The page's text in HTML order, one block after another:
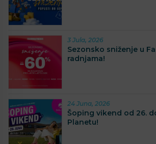
3 Jula, 2026
Sezonsko sniženje u
radnjama!
24 Juna, 2026
Šoping vikend od 26.
Planetu!